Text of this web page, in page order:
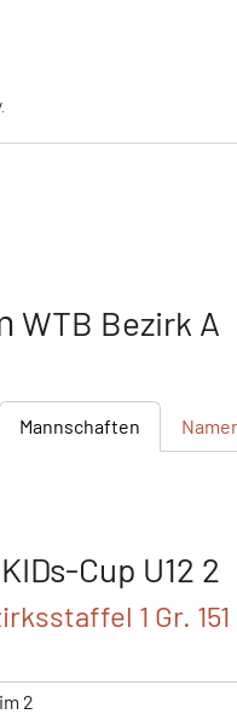
WTB Bezirk A
Mannschaften
Cup U12 2
1 Gr. 151
2